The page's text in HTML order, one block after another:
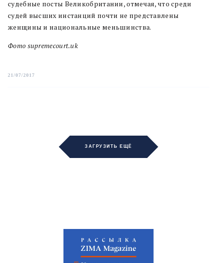
судебные посты Великобритании, отмечая, что среди
судей высших инстанций почти не представлены
женщины и национальные меньшинства.
Фото supremecourt.uk
21/07/2017
ЗАГРУЗИТЬ ЕЩЁ